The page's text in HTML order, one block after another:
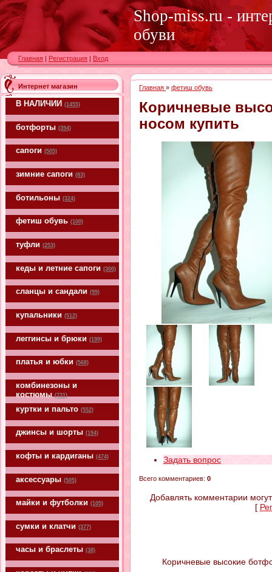
Shop-miss.ru -
обуви
Главная | Регистрация | Вход
Интернет магазин
В НАЛИЧИИ (1455)
ботфорты (394)
сапоги (505)
зимние сапоги (83)
ботильоны (324)
фетиш обувь (100)
туфли (253)
кеды и летние сапоги (300)
сланцы и сандали (99)
купальники (512)
леггинсы и брюки (199)
платья и юбки (568)
комбинезоны и
костюмы (731)
куртки и пальто (552)
джинсы и шорты (194)
кофты и кардиганы (474)
аксессуары (505)
майки и футболки (105)
сумки и клатчи (377)
часы и браслеты (38)
Главная » фетиш обувь
Коричневые
носом купить
Задать вопрос
Всего комментариев: 0
Добавлять комментарии
[
Коричневые высокие